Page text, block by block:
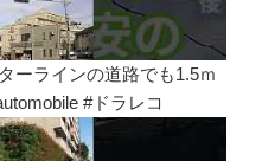
ーラインの道路でも1.5ｍ
#ドラレコ